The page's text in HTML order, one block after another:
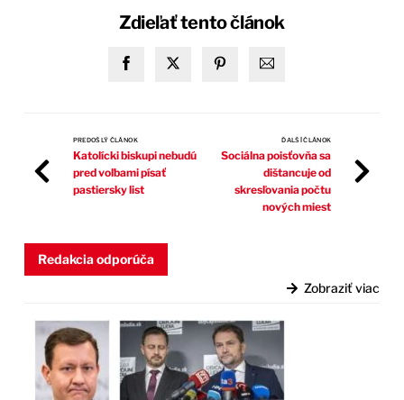
Zdieľať tento článok
PREDOŠLÝ ČLÁNOK
Katolícki biskupi nebudú
pred voľbami písať
pastiersky list
ĎALŠÍ ČLÁNOK
Sociálna poisťovňa sa
dištancuje od
skresľovania počtu
nových miest
Redakcia odporúča
Zobraziť viac